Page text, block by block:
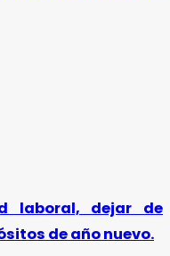
laboral, dejar de
de año nuevo.